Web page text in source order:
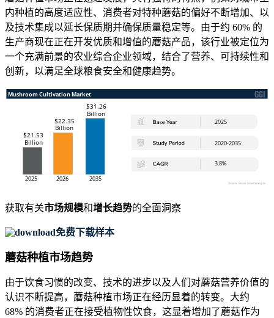
内种植的高度适应性、消费者对特种蘑菇的偏好不断增加、以
及技术集成以延长保质期并确保质量稳定等。由于约 60% 的
生产商现在正在开发优质和增值的蘑菇产品，该行业被定位为
一个充满前景的农业综合企业领域，结合了营养、可持续性和
创新，以满足全球粮食安全和健康趋势。
获取有关市场规模和增长趋势的全面洞察
免费下载样本
蘑菇种植市场趋势
由于饮食习惯的改变、技术的进步以及人们对蘑菇营养价值的
认识不断提高，蘑菇种植市场正在经历显着的转变。大约
68% 的消费者正在接受植物性饮食，这显着增加了蘑菇作为